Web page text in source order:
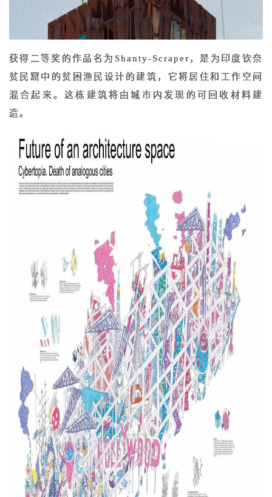
获得二等奖的作品名为Shanty-Scraper，是为印度钦奈
贫民窟中的贫困渔民设计的建筑，它将居住和工作空间
混合起来。这栋建筑将由城市内发现的可回收材料建
造。